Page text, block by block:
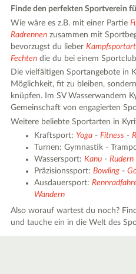
Finde den perfekten Sportverein
Wie wäre es z.B. mit einer Partie
Radrennen zusammen mit
bevorzugst du lieber
Fechten die du bei einem
Die vielfältigen Sportangebote in
Möglichkeit, fit zu bleiben,
knüpfen. Im SV Wasserwandern
Gemeinschaft von engagierten
Weitere beliebte Sportarten in
Kraftsport: Yoga -Fitness -
Turnen: Gymnastik -
Wassersport:Kanu -Rudern
Präzisionssport:Bowling -
Ausdauersport:
Wandern
Also worauf wartest du noch?
und tauche ein in die Welt des